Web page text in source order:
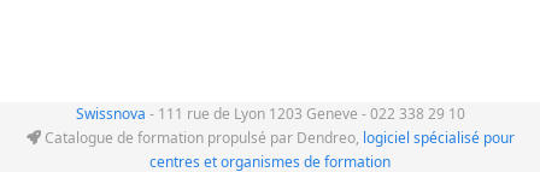
Swissnova - 111 rue de Lyon 1203 Geneve - 022 338 29 10
Catalogue de formation propulsé par Dendreo, logiciel spécialisé pour
centres et organismes de formation